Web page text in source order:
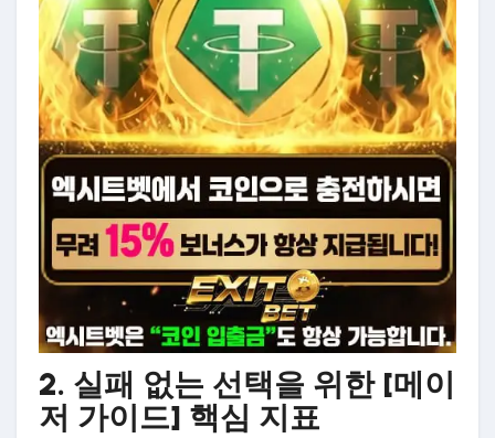
2. 실패 없는 선택을 위한 [메이
저 가이드] 핵심 지표